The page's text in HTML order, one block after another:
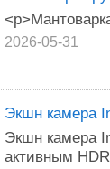
2026-05-31
Экшн камера
Экшн камера
активным